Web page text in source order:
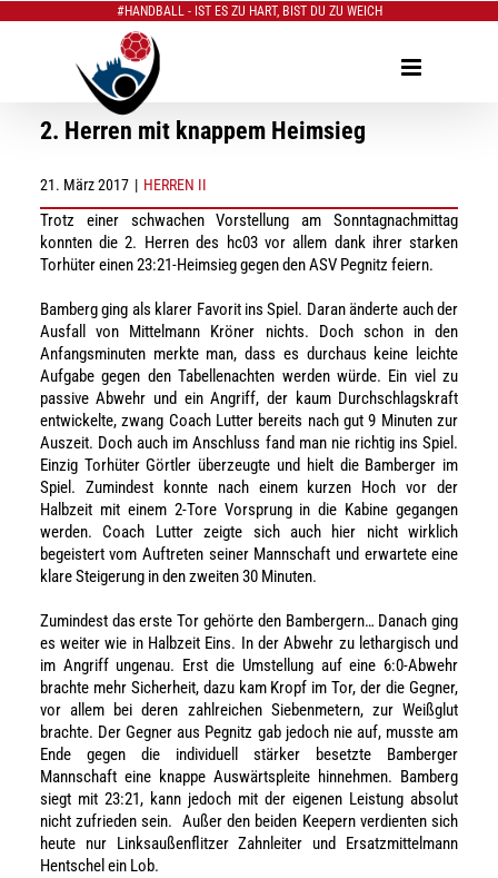
#HANDBALL - IST ES ZU HART, BIST DU ZU WEICH
2. Herren mit knappem Heimsieg
21. März 2017 | HERREN II
Trotz einer schwachen Vorstellung am Sonntagnachmittag
konnten die 2. Herren des hc03 vor allem dank ihrer starken
Torhüter einen 23:21-Heimsieg gegen den ASV Pegnitz feiern.
Bamberg ging als klarer Favorit ins Spiel. Daran änderte auch der
Ausfall von Mittelmann Kröner nichts. Doch schon in den
Anfangsminuten merkte man, dass es durchaus keine leichte
Aufgabe gegen den Tabellenachten werden würde. Ein viel zu
passive Abwehr und ein Angriff, der kaum Durchschlagskraft
entwickelte, zwang Coach Lutter bereits nach gut 9 Minuten zur
Auszeit. Doch auch im Anschluss fand man nie richtig ins Spiel.
Einzig Torhüter Görtler überzeugte und hielt die Bamberger im
Spiel. Zumindest konnte nach einem kurzen Hoch vor der
Halbzeit mit einem 2-Tore Vorsprung in die Kabine gegangen
werden. Coach Lutter zeigte sich auch hier nicht wirklich
begeistert vom Auftreten seiner Mannschaft und erwartete eine
klare Steigerung in den zweiten 30 Minuten.
Zumindest das erste Tor gehörte den Bambergern… Danach ging
es weiter wie in Halbzeit Eins. In der Abwehr zu lethargisch und
im Angriff ungenau. Erst die Umstellung auf eine 6:0-Abwehr
brachte mehr Sicherheit, dazu kam Kropf im Tor, der die Gegner,
vor allem bei deren zahlreichen Siebenmetern, zur Weißglut
brachte. Der Gegner aus Pegnitz gab jedoch nie auf, musste am
Ende gegen die individuell stärker besetzte Bamberger
Mannschaft eine knappe Auswärtspleite hinnehmen. Bamberg
siegt mit 23:21, kann jedoch mit der eigenen Leistung absolut
nicht zufrieden sein. Außer den beiden Keepern verdienten sich
heute nur Linksaußenflitzer Zahnleiter und Ersatzmittelmann
Hentschel ein Lob.